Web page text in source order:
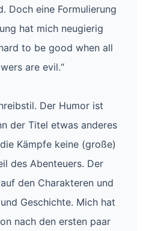
Doch eine Formulierung
hat mich neugierig
to be good when all
are evil.“
Der Humor ist
der Titel etwas anderes
Kämpfe keine (große)
des Abenteuers. Der
den Charakteren und
Geschichte. Mich hat
nach den ersten paar